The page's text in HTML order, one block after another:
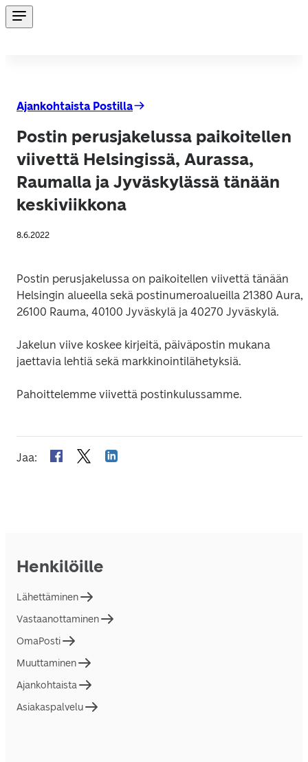
Ajankohtaista Postilla
Postin perusjakelussa paikoitellen
viivettä Helsingissä, Aurassa,
Raumalla ja Jyväskylässä tänään
keskiviikkona
8.6.2022
Postin perusjakelussa on paikoitellen viivettä tänään
Helsingin alueella sekä postinumeroalueilla 21380 Aura,
26100 Rauma, 40100 Jyväskylä ja 40270 Jyväskylä.
Jakelun viive koskee kirjeitä, päiväpostin mukana
jaettavia lehtiä sekä markkinointilähetyksiä.
Pahoittelemme viivettä postinkulussamme.
Jaa:
Henkilöille
Lähettäminen
Vastaanottaminen
OmaPosti
Muuttaminen
Ajankohtaista
Asiakaspalvelu